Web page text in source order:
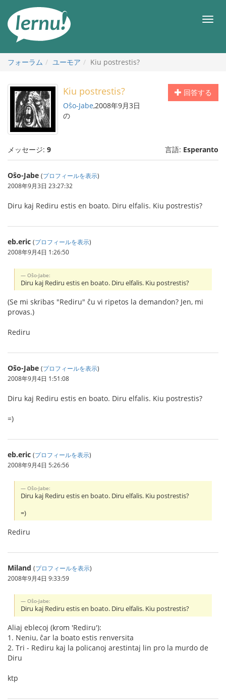
メ
フォーラム
ユーモア Kiu postrestis?
回答する
Kiu postrestis?
Oŝo-Jabe,2008年9月3日
の
メッセージ: 9 言語: Esperanto
Oŝo-Jabe (プロフィールを表示)
2008年9月3日 23:27:32
Diru kaj Rediru estis en boato. Diru elfalis. Kiu postrestis?
eb.eric (プロフィールを表示)
2008年9月4日 1:26:50
Oŝo-Jabe:
Diru kaj Rediru estis en boato. Diru elfalis. Kiu postrestis?
(Se mi skribas "Rediru" ĉu vi ripetos la demandon? Jen, mi
provas.)
Rediru
Oŝo-Jabe (プロフィールを表示)
2008年9月4日 1:51:08
Diru kaj Rediru estis en boato. Diru elfalis. Kiu postrestis?
=)
eb.eric (プロフィールを表示)
2008年9月4日 5:26:56
Oŝo-Jabe:
Diru kaj Rediru estis en boato. Diru elfalis. Kiu postrestis?
=)
Rediru
Miland (プロフィールを表示)
2008年9月4日 9:33:59
Oŝo-Jabe:
Diru kaj Rediru estis en boato. Diru elfalis. Kiu postrestis?
Aliaj eblecoj (krom 'Rediru'):
1. Neniu, ĉar la boato estis renversita
2. Tri - Rediru kaj la policanoj arestintaj lin pro la murdo de
Diru
ktp